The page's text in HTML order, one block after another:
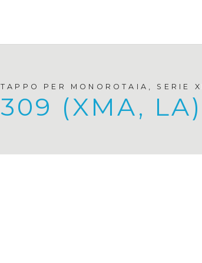
TAPPO PER MONOROTAIA, SERIE
309 (XMA, LA)